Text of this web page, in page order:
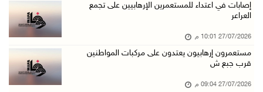
إصابات في اعتداء للمستعمرين الإرهابيين على تجمع
العراعر
27/07/2026 10:01 م
مستعمرون إرهابيون يعتدون على مركبات المواطنين
قرب جبع ش
27/07/2026 09:04 م